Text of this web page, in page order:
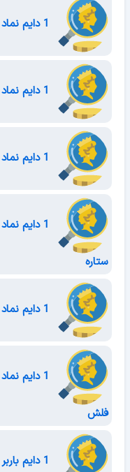
1 دایم
ستاره
1 دایم
فلش